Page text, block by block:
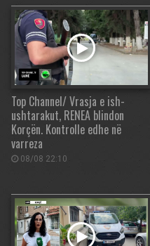
Top Channel/ Vrasja e ish-
ushtarakut, RENEA blindon
Korçën. Kontrolle edhe në
varreza
08/08 22:10